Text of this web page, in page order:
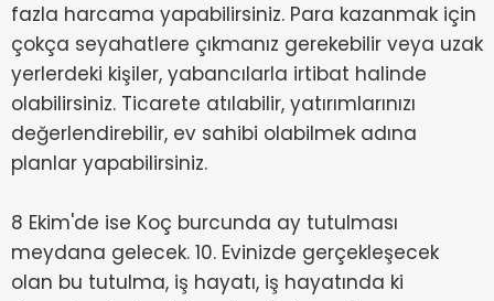
fazla harcama yapabilirsiniz. Para kazanmak için
çokça seyahatlere çıkmanız gerekebilir veya uzak
yerlerdeki kişiler, yabancılarla irtibat halinde
olabilirsiniz. Ticarete atılabilir, yatırımlarınızı
değerlendirebilir, ev sahibi olabilmek adına
planlar yapabilirsiniz.
8 Ekim'de ise Koç burcunda ay tutulması
meydana gelecek. 10. Evinizde gerçekleşecek
olan bu tutulma, iş hayatı, iş hayatında ki